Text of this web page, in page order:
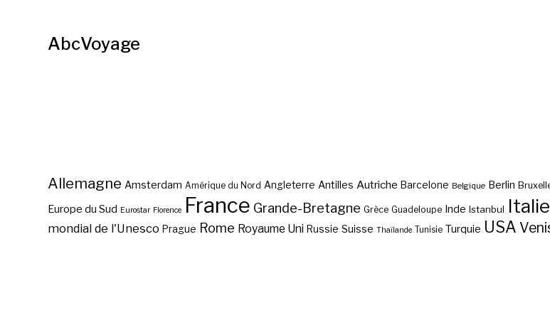
AbcVoyage
Allemagne Amsterdam Amérique du Nord Angleterre Antilles Autriche Barcelone Belgique Berlin
Europe du Sud Eurostar Florence France Grande-Bretagne Grèce Guadeloupe Inde Istanbul Italie
mondial de l'Unesco Prague Rome Royaume Uni Russie Suisse Thaïlande Tunisie Turquie USA